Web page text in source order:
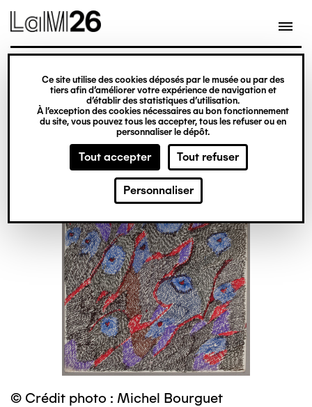
Gestion des cookies
Ce site utilise des cookies déposés par le musée ou par des
tiers afin d’améliorer votre expérience de navigation et
d’établir des statistiques d’utilisation.
À l’exception des cookies nécessaires au bon fonctionnement
du site, vous pouvez tous les accepter, tous les refuser ou en
personnaliser le dépôt.
Tout accepter Tout refuser
Personnaliser
contenu
© Crédit photo : Michel Bourguet